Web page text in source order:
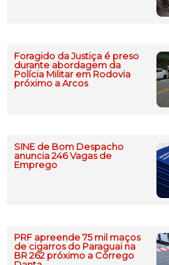
Foragido da Justiça é preso
durante abordagem da
Polícia Militar em Rodovia
próximo a Arcos
SINE de Bom Despacho
anuncia 246 Vagas de
Emprego
PRF apreende 75 mil maços
de cigarros do Paraguai na
BR 262 próximo a Córrego